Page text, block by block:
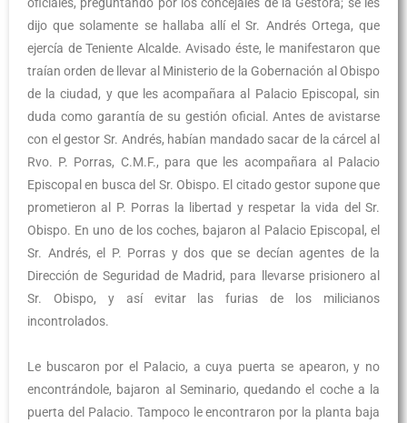
dijo que solamente se hallaba allí el Sr. Andrés Ortega, que
ejercía de Teniente Alcalde. Avisado éste, le manifestaron que
traían orden de llevar al Ministerio de la Gobernación al Obispo
de la ciudad, y que les acompañara al Palacio Episcopal, sin
duda como garantía de su gestión oficial. Antes de avistarse
con el gestor Sr. Andrés, habían mandado sacar de la cárcel al
Rvo. P. Porras, C.M.F., para que les acompañara al Palacio
Episcopal en busca del Sr. Obispo. El citado gestor supone que
prometieron al P. Porras la libertad y respetar la vida del Sr.
Obispo. En uno de los coches, bajaron al Palacio Episcopal, el
Sr. Andrés, el P. Porras y dos que se decían agentes de la
Dirección de Seguridad de Madrid, para llevarse prisionero al
Sr. Obispo, y así evitar las furias de los milicianos
incontrolados.
Le buscaron por el Palacio, a cuya puerta se apearon, y no
encontrándole, bajaron al Seminario, quedando el coche a la
puerta del Palacio. Tampoco le encontraron por la planta baja